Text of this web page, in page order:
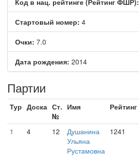
Код в нац. рейтинге (Рейтинг ФШР):
Стартовый номер: 4
Очки: 7.0
Дата рождения: 2014
Партии
Тур Доска Ст.
№
Имя Рейтинг
1 4 12
Душанина
Ульяна
Рустамовна
1241